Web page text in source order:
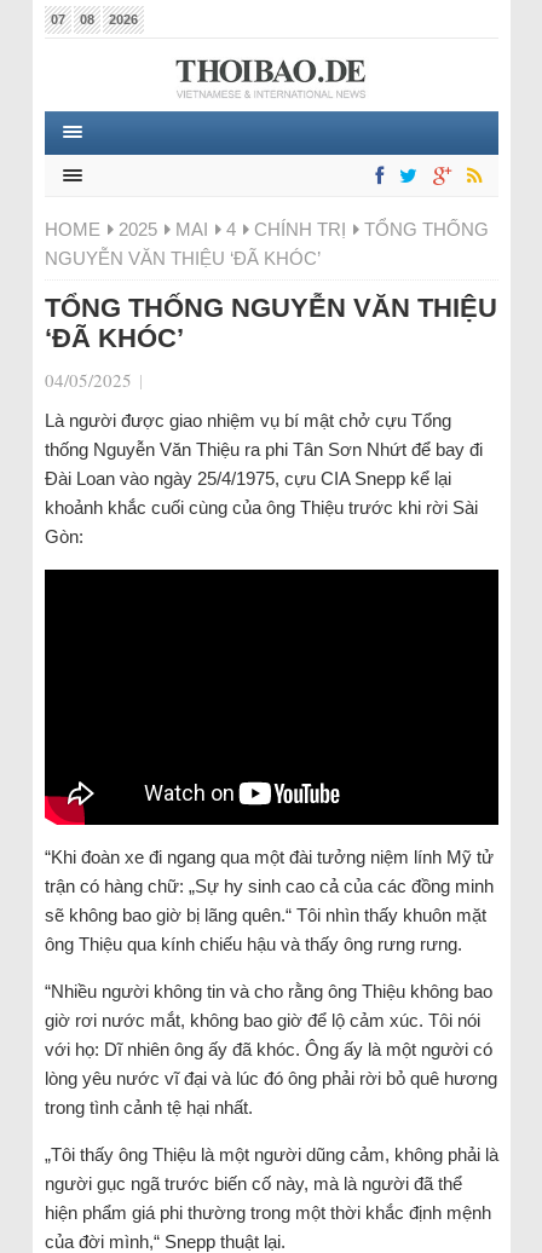
07 08 2026
HOME 2025 MAI 4 CHÍNH TRỊ
TỔNG THỐNG
NGUYỄN VĂN THIỆU ‘ĐÃ KHÓC’
TỔNG THỐNG NGUYỄN VĂN THIỆU
‘ĐÃ KHÓC’
04/05/2025 |
Là người được giao nhiệm vụ bí mật chở cựu Tổng
thống Nguyễn Văn Thiệu ra phi Tân Sơn Nhứt để bay đi
Đài Loan vào ngày 25/4/1975, cựu CIA Snepp kể lại
khoảnh khắc cuối cùng của ông Thiệu trước khi rời Sài
Gòn:
“Khi đoàn xe đi ngang qua một đài tưởng niệm lính Mỹ tử
trận có hàng chữ: „Sự hy sinh cao cả của các đồng minh
sẽ không bao giờ bị lãng quên.“ Tôi nhìn thấy khuôn mặt
ông Thiệu qua kính chiếu hậu và thấy ông rưng rưng.
“Nhiều người không tin và cho rằng ông Thiệu không bao
giờ rơi nước mắt, không bao giờ để lộ cảm xúc. Tôi nói
với họ: Dĩ nhiên ông ấy đã khóc. Ông ấy là một người có
lòng yêu nước vĩ đại và lúc đó ông phải rời bỏ quê hương
trong tình cảnh tệ hại nhất.
„Tôi thấy ông Thiệu là một người dũng cảm, không phải là
người gục ngã trước biến cố này, mà là người đã thể
hiện phẩm giá phi thường trong một thời khắc định mệnh
của đời mình,“ Snepp thuật lại.